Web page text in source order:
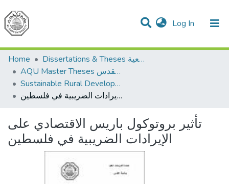
Log In (current)
Communities & Collections
All of DSpace
Home
Dissertations & Theses الرسائل الجامعية
AQU Master Theses الرسائل الجامعية الخاصة بجامعة القدس
Sustainable Rural Development التنمية الريفية المستدامة
تأثير بروتوكول باريس الاقتصادي على الإيرادات الضريبية في فلسطين
تأثير بروتوكول باريس الاقتصادي على
الإيرادات الضريبية في فلسطين